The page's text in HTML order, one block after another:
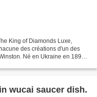
King of Diamonds Luxe,
des créations d'un des
Né en Ukraine en 1896,
wucai saucer dish.